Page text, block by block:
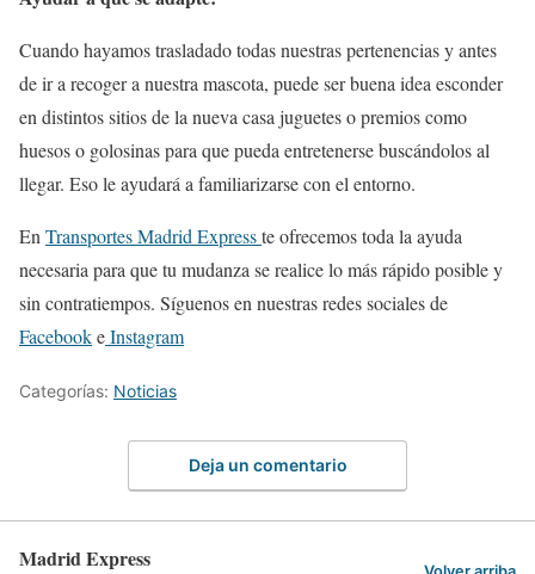
Cuando hayamos trasladado todas nuestras pertenencias y antes
de ir a recoger a nuestra mascota, puede ser buena idea esconder
en distintos sitios de la nueva casa juguetes o premios como
huesos o golosinas para que pueda entretenerse buscándolos al
llegar. Eso le ayudará a familiarizarse con el entorno.
En Transportes Madrid Expresste ofrecemos toda la ayuda
necesaria para que tu mudanza se realice lo más rápido posible y
sin contratiempos. Síguenos en nuestras redes sociales de
FacebookeInstagram
Categorías: Noticias
Deja un comentario
Madrid Express